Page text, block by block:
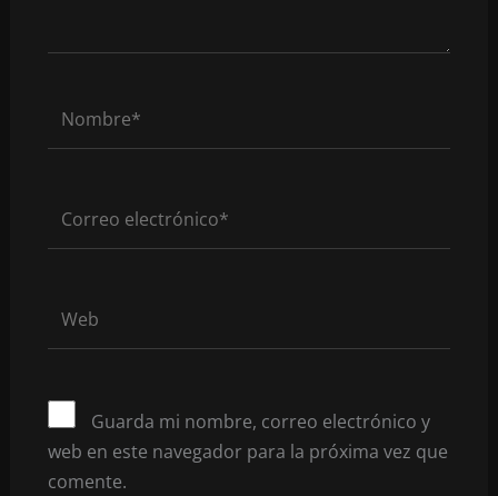
Guarda mi nombre, correo electrónico y
web en este navegador para la próxima vez que
comente.